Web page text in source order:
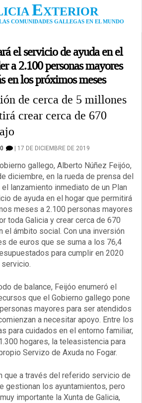
EXTERIOR
COMUNIDADES GALLEGAS EN EL MUNDO
el servicio de ayuda en el
a 2.100 personas mayores
en los próximos meses
de cerca de 5 millones
crear cerca de 670
0 17 DE DICIEMBRE DE 2019
gallego, Alberto Núñez Feijóo,
diciembre, en la rueda de prensa del
lanzamiento inmediato de un Plan
de ayuda en el hogar que permitirá
meses a 2.100 personas mayores
toda Galicia y crear cerca de 670
el ámbito social. Con una inversión
de euros que se suma a los 76,4
para cumplir en 2020
de balance, Feijóo enumeró el
que el Gobierno gallego pone
mayores para ser atendidos
a necesitar apoyo. Entre los
para cuidados en el entorno familiar,
hogares, la teleasistencia para
Servizo de Axuda no Fogar.
que a través del referido servicio de
gestionan los ayuntamientos, pero
importante la Xunta de Galicia,